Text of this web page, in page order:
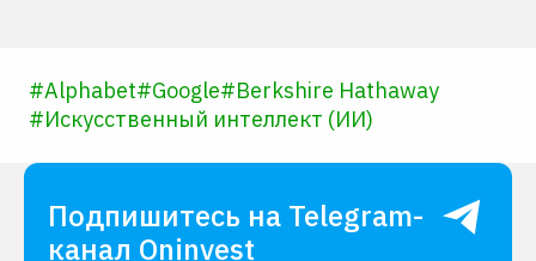
#Alphabet#Google#Berkshire Hathaway
#Искусственный интеллект (ИИ)
Подпишитесь на Telegram-
канал Oninvest